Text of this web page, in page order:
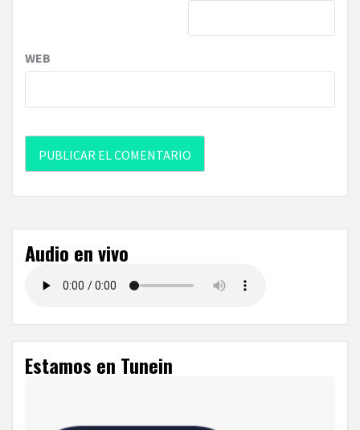
WEB
Audio en vivo
Estamos en Tunein